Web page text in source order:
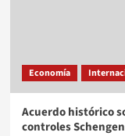
Economía
Acuerdo histórico
controles